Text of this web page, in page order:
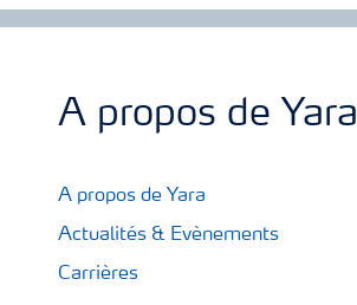
A propos de Yara
A propos de Yara
Actualités & Evènements
Carrières